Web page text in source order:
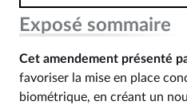
Exposé sommaire
Cet amendement présenté
favoriser la mise en place
biométrique, en créant un